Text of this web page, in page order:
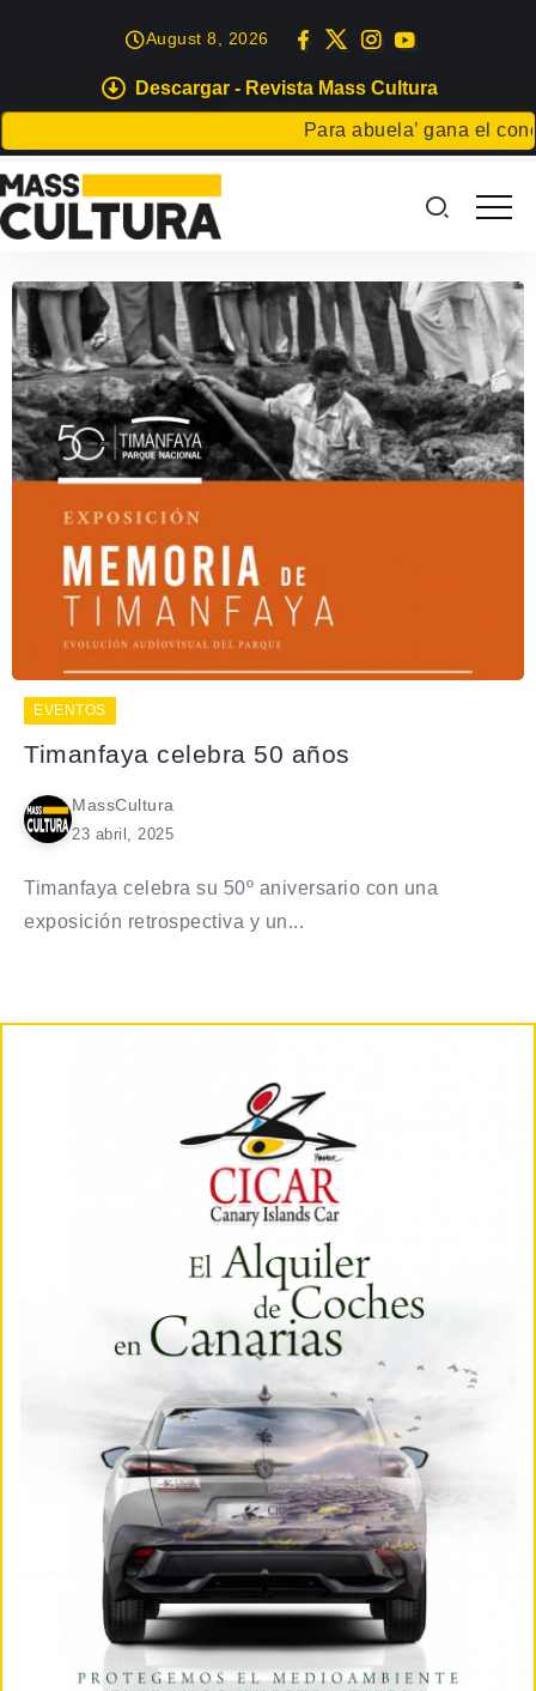
Descargar - Revista Mass Cultura
Para abuela’ gana el
August 8, 2026
EVENTOS
Timanfaya celebra 50 años
MassCultura
23 abril, 2025
Timanfaya celebra su 50º aniversario con una
exposición retrospectiva y un...